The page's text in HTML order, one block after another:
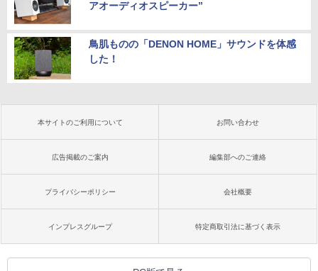
アオーディオスピーカー”
鳥肌ものの「DENON HOME」サウンドを体感
した！
本サイトのご利用について お問い合わせ
広告掲載のご案内 編集部へのご連絡
プライバシーポリシー 会社概要
インプレスグループ 特定商取引法に基づく表示